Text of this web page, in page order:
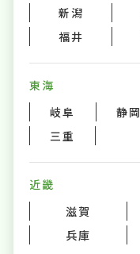
新潟
福井
東海
岐阜
静岡
三重
近畿
滋賀
兵庫